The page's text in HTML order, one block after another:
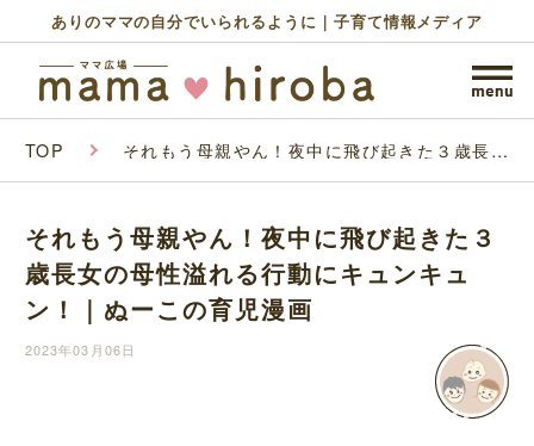
ありのママの自分でいられるように｜子育て情報メディア
TOP それもう母親やん！夜中に飛び起きた３歳長女
育児漫画
それもう母親やん！夜中に飛び起きた３
歳長女の母性溢れる行動にキュンキュ
ン！｜ぬーこの育児漫画
2023年03月06日